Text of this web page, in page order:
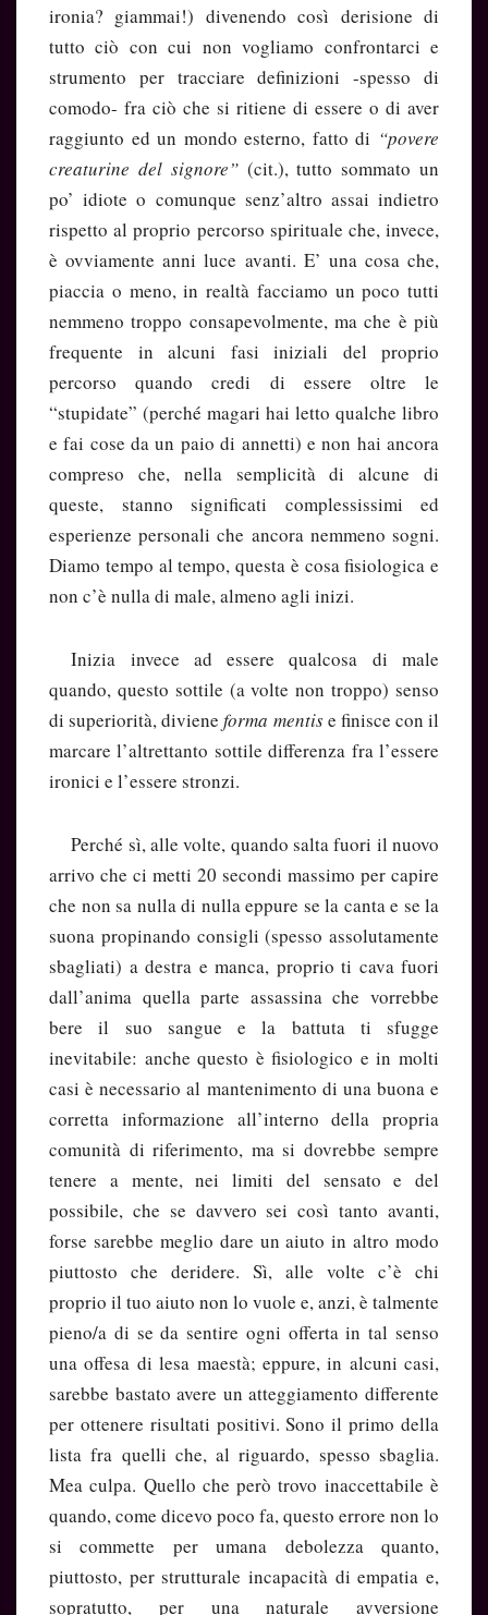
ironia? giammai!) divenendo così derisione di
tutto ciò con cui non vogliamo confrontarci e
strumento per tracciare definizioni -spesso di
comodo- fra ciò che si ritiene di essere o di aver
raggiunto ed un mondo esterno, fatto di “povere
creaturine del signore”(cit.), tutto sommato un
po’ idiote o comunque senz’altro assai indietro
rispetto al proprio percorso spirituale che, invece,
è ovviamente anni luce avanti. E’ una cosa che,
piaccia o meno, in realtà facciamo un poco tutti
nemmeno troppo consapevolmente, ma che è più
frequente in alcuni fasi iniziali del proprio
percorso quando credi di essere oltre le
“stupidate” (perché magari hai letto qualche libro
e fai cose da un paio di annetti) e non hai ancora
compreso che, nella semplicità di alcune di
queste, stanno significati complessissimi ed
esperienze personali che ancora nemmeno sogni.
Diamo tempo al tempo, questa è cosa fisiologica e
non c’è nulla di male, almeno agli inizi.
Inizia invece ad essere qualcosa di male
quando, questo sottile (a volte non troppo) senso
di superiorità, divieneforma mentise finisce con il
marcare l’altrettanto sottile differenza fra l’essere
ironici e l’essere stronzi.
Perché sì, alle volte, quando salta fuori il nuovo
arrivo che ci metti 20 secondi massimo per capire
che non sa nulla di nulla eppure se la canta e se la
suona propinando consigli (spesso assolutamente
sbagliati) a destra e manca, proprio ti cava fuori
dall’anima quella parte assassina che vorrebbe
bere il suo sangue e la battuta ti sfugge
inevitabile: anche questo è fisiologico e in molti
casi è necessario al mantenimento di una buona e
corretta informazione all’interno della propria
comunità di riferimento, ma si dovrebbe sempre
tenere a mente, nei limiti del sensato e del
possibile, che se davvero sei così tanto avanti,
forse sarebbe meglio dare un aiuto in altro modo
piuttosto che deridere. Sì, alle volte c’è chi
proprio il tuo aiuto non lo vuole e, anzi, è talmente
pieno/a di se da sentire ogni offerta in tal senso
una offesa di lesa maestà; eppure, in alcuni casi,
sarebbe bastato avere un atteggiamento differente
per ottenere risultati positivi. Sono il primo della
lista fra quelli che, al riguardo, spesso sbaglia.
Mea culpa. Quello che però trovo inaccettabile è
quando, come dicevo poco fa, questo errore non lo
si commette per umana debolezza quanto,
piuttosto, per strutturale incapacità di empatia e,
sopratutto, per una naturale avversione